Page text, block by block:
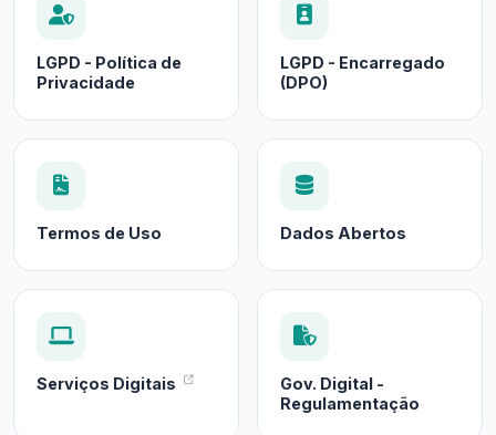
LGPD - Política de
Privacidade
LGPD - Encarregado
(DPO)
Termos de Uso Dados Abertos
Serviços Digitais
Gov. Digital -
Regulamentação